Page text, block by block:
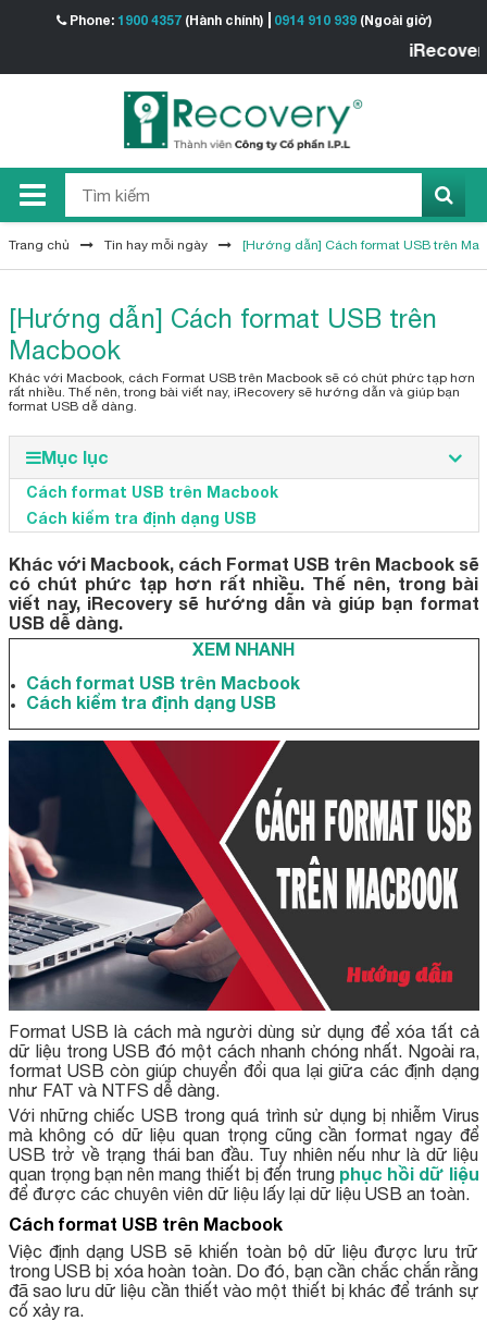
Phone: 1900 4357(Hành chính) 0914 910 939(Ngoài giờ)
iRecovery -
Trang chủ Tin hay mỗi ngày [Hướng dẫn] Cách format USB trên
[Hướng dẫn] Cách format USB trên
Macbook
Khác với Macbook, cách Format USB trên Macbook sẽ có chút phức tạp hơn
rất nhiều. Thế nên, trong bài viết nay, iRecovery sẽ hướng dẫn và giúp bạn
format USB dễ dàng.
Mục lục
Cách format USB trên Macbook
Cách kiểm tra định dạng USB
Khác với Macbook, cách Format USB trên Macbook sẽ
có chút phức tạp hơn rất nhiều. Thế nên, trong bài
viết nay, iRecovery sẽ hướng dẫn và giúp bạn format
USB dễ dàng.
XEM NHANH
Cách format USB trên Macbook
Cách kiểm tra định dạng USB
Format USB là cách mà người dùng sử dụng để xóa tất cả
dữ liệu trong USB đó một cách nhanh chóng nhất. Ngoài ra,
format USB còn giúp chuyển đổi qua lại giữa các định dạng
như FAT và NTFS dễ dàng.
Với những chiếc USB trong quá trình sử dụng bị nhiễm Virus
mà không có dữ liệu quan trọng cũng cần format ngay để
USB trở về trạng thái ban đầu. Tuy nhiên nếu như là dữ liệu
quan trọng bạn nên mang thiết bị đến trung phục hồi dữ liệu
để được các chuyên viên dữ liệu lấy lại dữ liệu USB an toàn.
Cách format USB trên Macbook
Việc định dạng USB sẽ khiến toàn bộ dữ liệu được lưu trữ
trong USB bị xóa hoàn toàn. Do đó, bạn cần chắc chắn rằng
đã sao lưu dữ liệu cần thiết vào một thiết bị khác để tránh sự
cố xảy ra.